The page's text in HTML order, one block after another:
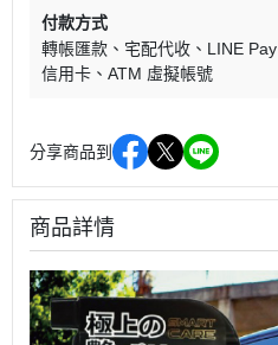
付款方式
轉帳匯款
宅配代收 LINE Pay
信用卡
ATM 虛擬帳號
分享商品到
商品詳情